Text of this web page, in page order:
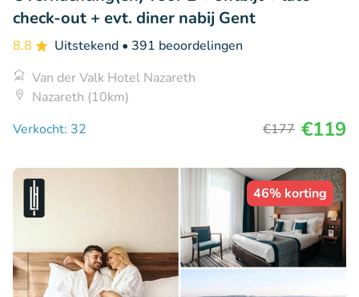
check-out + evt. diner nabij Gent
8.8 Uitstekend • 391 beoordelingen
Van der Valk Hotel Nazareth
Nazareth (10km)
Verkocht: 32
€177 €119
46% korting